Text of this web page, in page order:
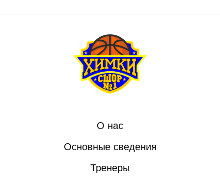
О нас
Основные сведения
Тренеры